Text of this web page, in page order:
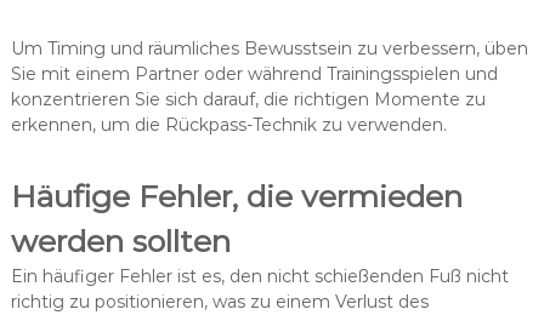
Um Timing und räumliches Bewusstsein zu verbessern, üben
Sie mit einem Partner oder während Trainingsspielen und
konzentrieren Sie sich darauf, die richtigen Momente zu
erkennen, um die Rückpass-Technik zu verwenden.
Häufige Fehler, die vermieden
werden sollten
Ein häufiger Fehler ist es, den nicht schießenden Fuß nicht
richtig zu positionieren, was zu einem Verlust des